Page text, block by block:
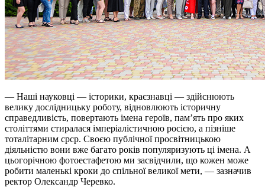
— Наші науковці — історики, краєзнавці — здійснюють
велику дослідницьку роботу, відновлюють історичну
справедливість, повертають імена героїв, пам’ять про яких
століттями стиралася імперіалістичною росією, а пізніше
тоталітарним срср. Своєю публічної просвітницькою
діяльністю вони вже багато років популяризують ці імена. А
цьогорічною фотоестафетою ми засвідчили, що кожен може
робити маленькі кроки до спільної великої мети, — зазначив
ректор Олександр Черевко.